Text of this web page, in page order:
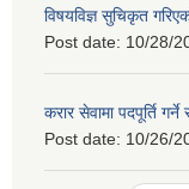
विषयविज्ञ सुचिकृत
Post date: 10/28/
करार सेवामा पदपूर्ति
Post date: 10/26/